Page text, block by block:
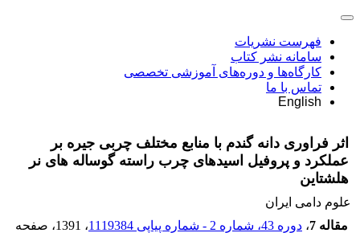
فهرست نشریات
سامانه نشر کتاب
کارگاه‌ها و دوره‌های آموزشی تخصصی
تماس با ما
English
اثر فراوری دانه گندم با منابع مختلف چربی جیره بر
عملکرد و پروفیل اسیدهای چرب راسته گوساله های نر
هلشتاین
علوم دامی ایران
مقاله 7
، دوره 43، شماره 2 - شماره پیاپی 1119384 ، 1391
، صفحه